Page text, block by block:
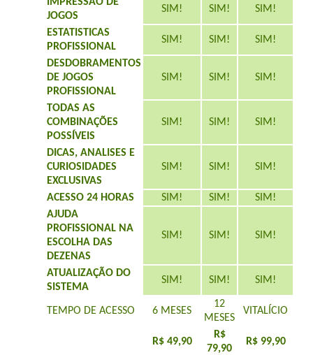
JOGOS
SIM! SIM! SIM!
ESTATISTICAS
PROFISSIONAL
SIM! SIM! SIM!
DESDOBRAMENTOS
DE JOGOS
PROFISSIONAL
SIM! SIM! SIM!
TODAS AS
COMBINAÇÕES
POSSÍVEIS
SIM! SIM! SIM!
DICAS, ANALISES E
CURIOSIDADES
EXCLUSIVAS
SIM! SIM! SIM!
ACESSO 24 HORAS SIM! SIM!
SIM!
AJUDA
PROFISSIONAL NA
ESCOLHA DAS
DEZENAS
SIM! SIM! SIM!
ATUALIZAÇÃO DO
SISTEMA
SIM! SIM! SIM!
TEMPO DE ACESSO 6 MESES
12
MESES
VITALÍCIO
R$ 49,90
R$
79,90
R$ 99,90